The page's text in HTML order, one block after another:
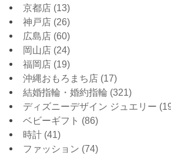
京都店 (13)
神戸店 (26)
広島店 (60)
岡山店 (24)
福岡店 (19)
沖縄おもろまち店 (17)
結婚指輪・婚約指輪 (321)
ディズニーデザイン ジュエリー
ベビーギフト (86)
時計 (41)
ファッション (74)